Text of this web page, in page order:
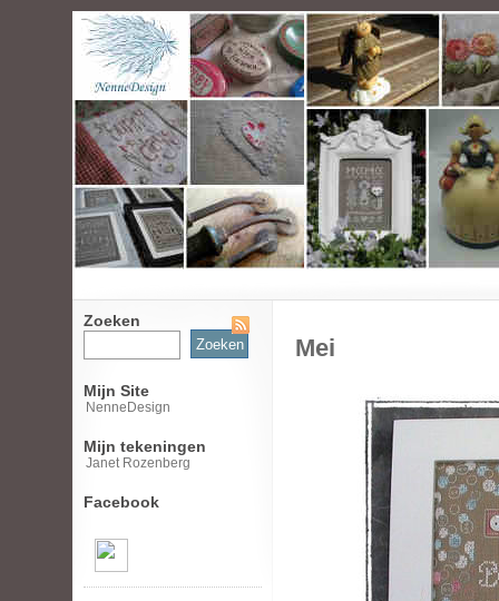
Zoeken
Zoeken
naar:
Mijn Site
NenneDesign
Mijn tekeningen
Janet Rozenberg
Facebook
Mei